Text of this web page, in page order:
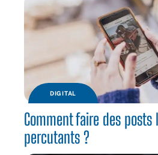
DIGITAL
Comment faire des posts
percutants ?